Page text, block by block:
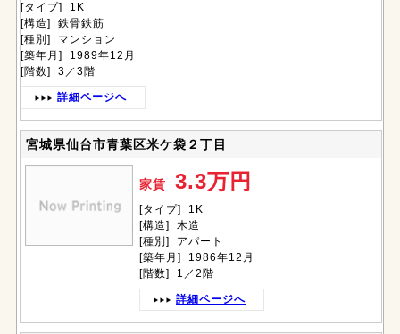
[タイプ] 1K
[構造] 鉄骨鉄筋
[種別] マンション
[築年月] 1989年12月
[階数] 3／3階
詳細ページへ
宮城県仙台市青葉区米ケ袋２丁目
家賃3.3万円
[タイプ] 1K
[構造] 木造
[種別] アパート
[築年月] 1986年12月
[階数] 1／2階
詳細ページへ